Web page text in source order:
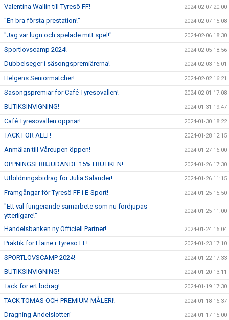
Valentina Wallin till Tyresö FF! 2024-02-07 20:00
"En bra första prestation!" 2024-02-07 15:08
"Jag var lugn och spelade mitt spel!" 2024-02-06 18:30
Sportlovscamp 2024! 2024-02-05 18:56
Dubbelseger i säsongspremiärerna! 2024-02-03 16:01
Helgens Seniormatcher! 2024-02-02 16:21
Säsongspremiär för Café Tyresövallen! 2024-02-01 17:08
BUTIKSINVIGNING! 2024-01-31 19:47
Café Tyresövallen öppnar! 2024-01-30 18:22
TACK FÖR ALLT! 2024-01-28 12:15
Anmälan till Vårcupen öppen! 2024-01-27 16:00
ÖPPNINGSERBJUDANDE 15% I BUTIKEN! 2024-01-26 17:30
Utbildningsbidrag för Julia Salander! 2024-01-26 11:15
Framgångar för Tyresö FF i E-Sport! 2024-01-25 15:50
"Ett väl fungerande samarbete som nu fördjupas
ytterligare!"
2024-01-25 11:00
Handelsbanken ny Officiell Partner! 2024-01-24 16:04
Praktik för Elaine i Tyresö FF! 2024-01-23 17:10
SPORTLOVSCAMP 2024! 2024-01-22 17:33
BUTIKSINVIGNING! 2024-01-20 13:11
Tack för ert bidrag! 2024-01-19 17:30
TACK TOMAS OCH PREMIUM MÅLERI! 2024-01-18 16:37
Dragning Andelslotteri 2024-01-17 15:00